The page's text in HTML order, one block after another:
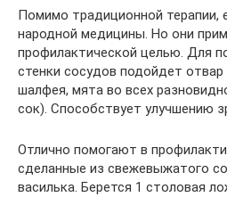
Помимо традиционной терапии,
народной медицины. Но они
профилактической целью. Для
стенки сосудов подойдет
шалфея, мята во всех
сок). Способствует улучшению
Отлично помогают в
сделанные из свежевыжатого
василька. Берется 1 столовая